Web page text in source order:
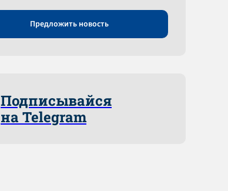
Предложить новость
Подписывайся
на Telegram